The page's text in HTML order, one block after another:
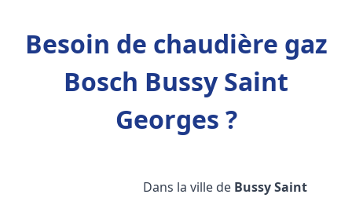
Besoin de chaudière gaz
Bosch Bussy Saint
Georges ?
Dans la ville de Bussy Saint